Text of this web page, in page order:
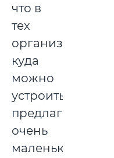
что в
тех
организациях,
куда
можно
устроиться,
предлагают
очень
маленькие